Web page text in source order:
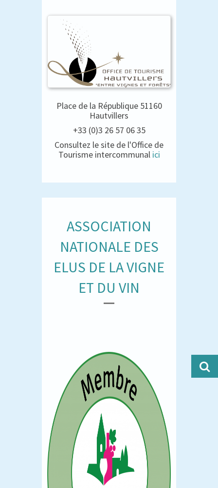
Place de la République 51160
Hautvillers
+33 (0)3 26 57 06 35
Consultez le site de l'Office de
Tourisme intercommunal ici
ASSOCIATION
NATIONALE DES
ELUS DE LA VIGNE
ET DU VIN